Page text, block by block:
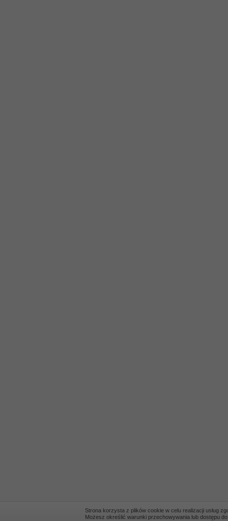
Strona korzysta z plików cookie w celu realizacji usług
Możesz określić warunki przechowywania lub dostępu